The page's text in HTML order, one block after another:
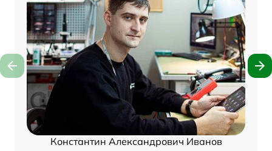
Константин Александрович Иванов